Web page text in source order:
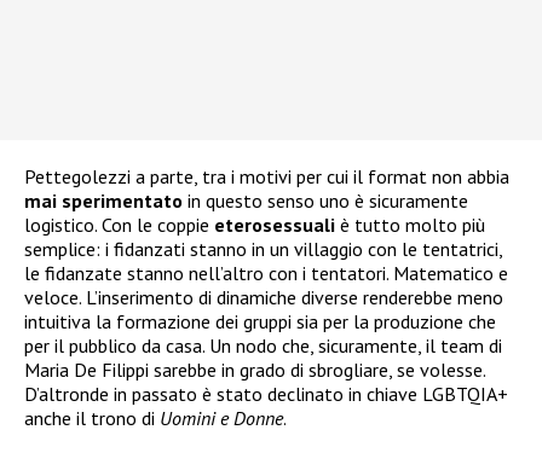
Pettegolezzi a parte, tra i motivi per cui il format non abbia
mai sperimentato in questo senso uno è sicuramente
logistico. Con le coppie eterosessuali è tutto molto più
semplice: i fidanzati stanno in un villaggio con le tentatrici,
le fidanzate stanno nell’altro con i tentatori. Matematico e
veloce. L’inserimento di dinamiche diverse renderebbe meno
intuitiva la formazione dei gruppi sia per la produzione che
per il pubblico da casa. Un nodo che, sicuramente, il team di
Maria De Filippi sarebbe in grado di sbrogliare, se volesse.
D’altronde in passato è stato declinato in chiave LGBTQIA+
anche il trono di Uomini e Donne.